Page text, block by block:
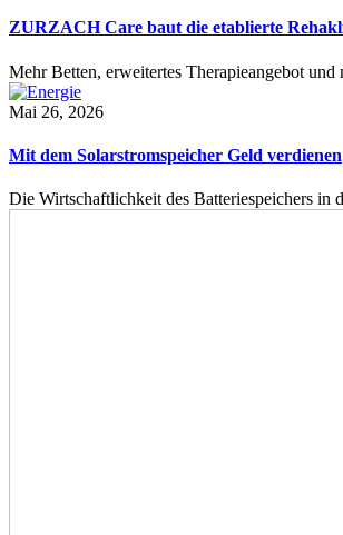
ZURZACH Care baut die etablierte
Mehr Betten, erweitertes Therapieangebot
Mai 26, 2026
Mit dem Solarstromspeicher Geld verdienen
Die Wirtschaftlichkeit des Batteriespeichers